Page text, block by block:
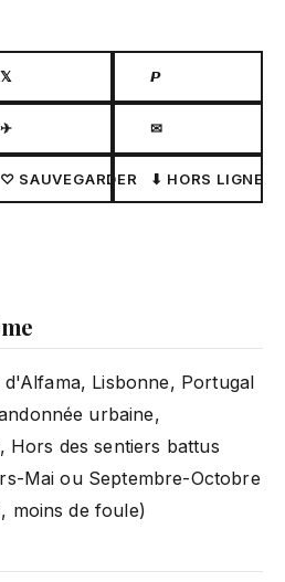
𝕏 𝙋
✈ ✉
♡ SAUVEGARDER ⬇ HORS LIGNE
Lisbonne, Portugal
urbaine,
Hors des sentiers battus
Mai ou Septembre-Octobre
moins de foule)